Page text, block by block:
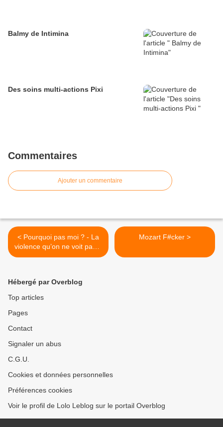
Balmy de Intimina
Des soins multi-actions Pixi
Commentaires
Ajouter un commentaire
< Pourquoi pas moi ? - La
violence qu’on ne voit pas...
et qui tue
Mozart F#cker >
Hébergé par Overblog
Top articles
Pages
Contact
Signaler un abus
C.G.U.
Cookies et données personnelles
Préférences cookies
Voir le profil de Lolo Leblog sur le portail Overblog